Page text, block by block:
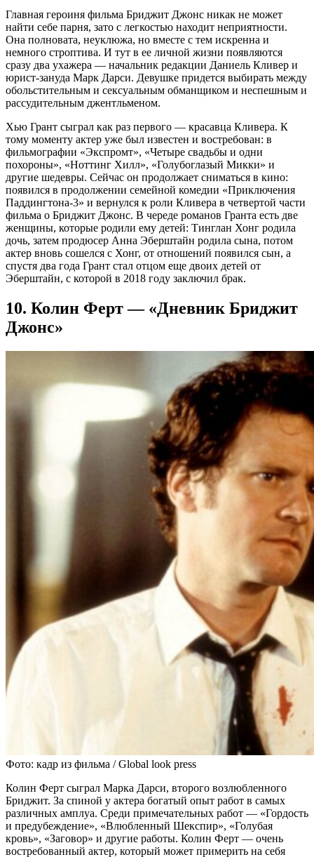
Главная героиня фильма Бриджит Джонс никак не может
найти себе парня, зато с легкостью находит неприятности.
Она полновата, неуклюжа, но вместе с тем искренна и
немного строптива. И тут в ее личной жизни появляются
сразу два ухажера — начальник редакции Даниель Кливер и
юрист-зануда Марк Дарси. Девушке придется выбирать между
обольстительным и сексуальным обманщиком и неспешным и
рассудительным джентльменом.
Хью Грант сыграл как раз первого — красавца Кливера. К
тому моменту актер уже был известен и востребован: в
фильмографии «Экспромт», «Четыре свадьбы и одни
похороны», «Ноттинг Хилл», «Голубоглазый Микки» и
другие шедевры. Сейчас он продолжает сниматься в кино:
появился в продолжении семейной комедии «Приключения
Паддингтона-3» и вернулся к роли Кливера в четвертой части
фильма о Бриджит Джонс. В череде романов Гранта есть две
женщины, которые родили ему детей: Тинглан Хонг родила
дочь, затем продюсер Анна Эберштайн родила сына, потом
актер вновь сошелся с Хонг, от отношений появился сын, а
спустя два года Грант стал отцом еще двоих детей от
Эберштайн, с которой в 2018 году заключил брак.
10. Колин Ферт — «Дневник Бриджит
Джонс»
Фото: кадр из фильма / Global look press
Колин Ферт сыграл Марка Дарси, второго возлюбленного
Бриджит. За спиной у актера богатый опыт работ в самых
различных амплуа. Среди примечательных работ — «Гордость
и предубеждение», «Влюбленный Шекспир», «Голубая
кровь», «Заговор» и другие работы. Колин Ферт — очень
востребованный актер, который может примерить на себя